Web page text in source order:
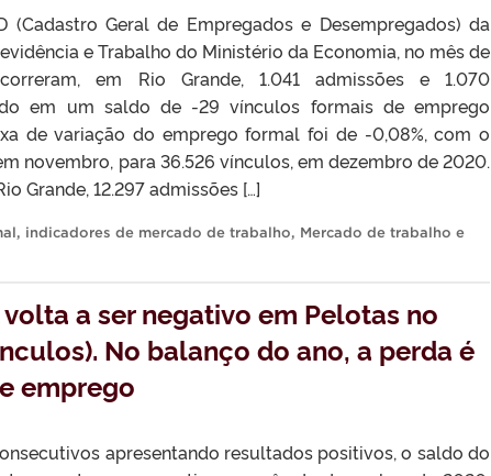
(Cadastro Geral de Empregados e Desempregados) da
e Trabalho do Ministério da Economia, no mês de
em Rio Grande, 1.041 admissões e 1.070
em um saldo de -29 vínculos formais de emprego
de variação do emprego formal foi de -0,08%, com o
novembro, para 36.526 vínculos, em dezembro de 2020.
Grande, 12.297 admissões […]
, indicadores de mercado de trabalho, Mercado de trabalho e
a ser negativo em Pelotas no
No balanço do ano, a perda é
emprego
apresentando resultados positivos, o saldo do